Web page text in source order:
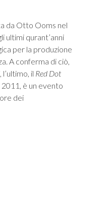
da Otto Ooms nel
ultimi qurant’anni
per la produzione
A conferma di ciò,
il Red Dot
è un evento
dei